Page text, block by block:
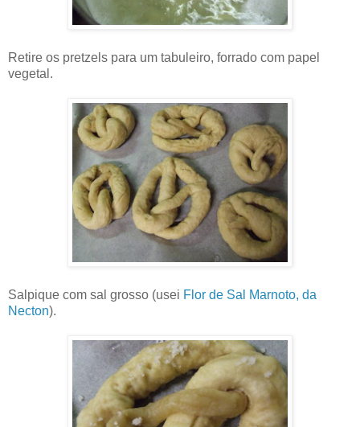
Retire os pretzels para um tabuleiro, forrado com papel
vegetal.
Salpique com sal grosso (usei Flor de Sal Marnoto, da
Necton).